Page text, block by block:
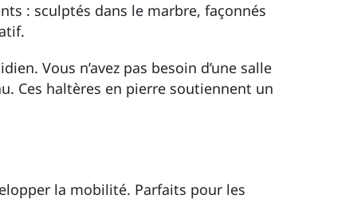
: sculptés dans le marbre, façonnés
Vous n’avez pas besoin d’une salle
Ces haltères en pierre soutiennent un
la mobilité. Parfaits pour les